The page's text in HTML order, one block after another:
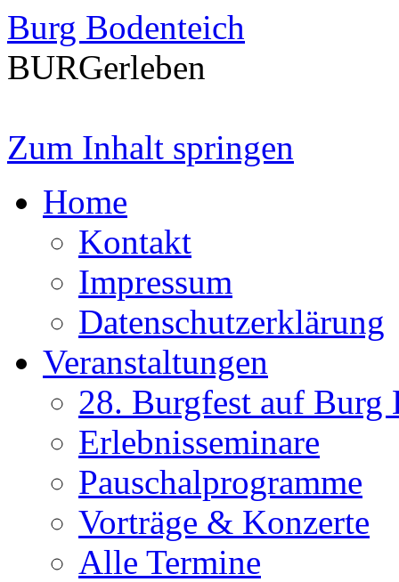
Burg Bodenteich
BURGerleben
Zum Inhalt springen
Home
Kontakt
Impressum
Datenschutzerklärung
Veranstaltungen
28. Burgfest auf Burg
Erlebnisseminare
Pauschalprogramme
Vorträge & Konzerte
Alle Termine